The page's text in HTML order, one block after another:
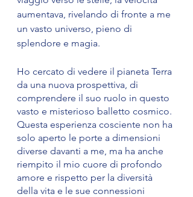
aumentava, rivelando di fronte a me
un vasto universo, pieno di
splendore e magia.
Ho cercato di vedere il pianeta Terra
da una nuova prospettiva, di
comprendere il suo ruolo in questo
vasto e misterioso balletto cosmico.
Questa esperienza cosciente non ha
solo aperto le porte a dimensioni
diverse davanti a me, ma ha anche
riempito il mio cuore di profondo
amore e rispetto per la diversità
della vita e le sue connessioni